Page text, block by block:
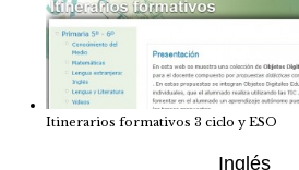
Itinerarios formativos 3 ciclo y ESO
Inglés